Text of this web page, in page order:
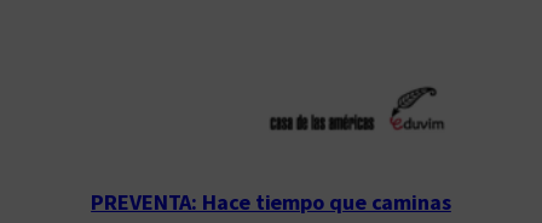
PREVENTA: Hace tiempo que caminas